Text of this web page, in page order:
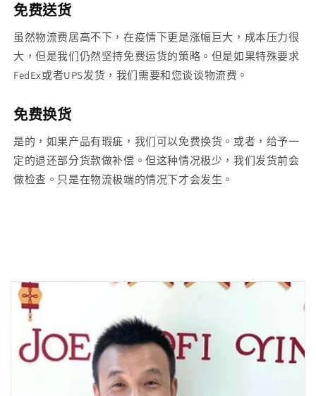
免费送货
虽然物流费居高不下，在疫情下更是涨幅巨大，成本压力很
大，但是我们仍然坚持免费运货的策略。但是如果特殊要求
FedEx或者UPS发货，我们需要和您谈谈物流费。
免费换货
是的，如果产品有瑕疵，我们可以免费换货。或者，给予一
定的退还部分货款做补偿。但这种情况极少，我们发货前会
做检查。只是在物流极端的情况下才会发生。